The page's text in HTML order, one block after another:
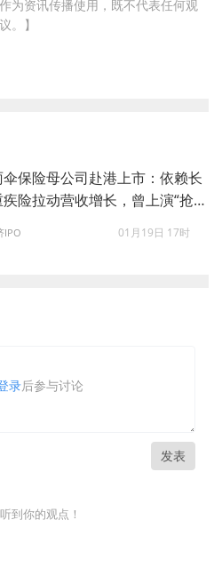
为资讯传播使用，既不代表任何观
。】
保险母公司赴港上市：依赖长
险拉动营收增长，曾上演“抢公
IPO 01月19日 17时
录后参与讨论
发表
到你的观点！